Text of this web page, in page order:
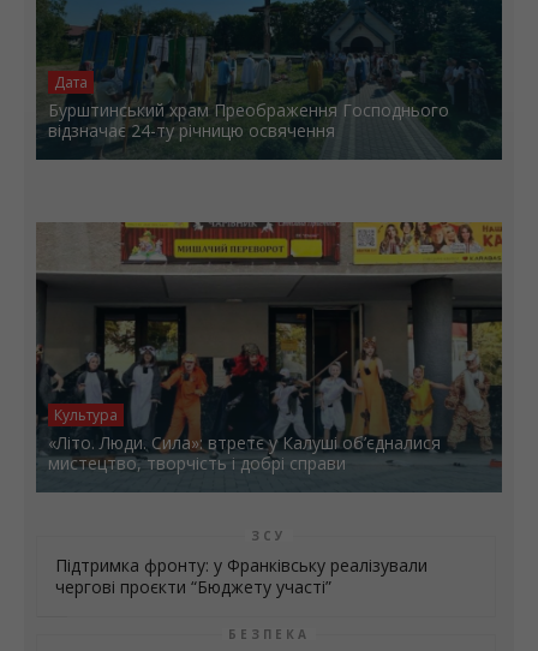
Дата
Бурштинський храм Преображення Господнього
відзначає 24-ту річницю освячення
Культура
«Літо. Люди. Сила»: втретє у Калуші об’єдналися
мистецтво, творчість і добрі справи
ЗСУ
Підтримка фронту: у Франківську реалізували
чергові проєкти “Бюджету участі”
БЕЗПЕКА